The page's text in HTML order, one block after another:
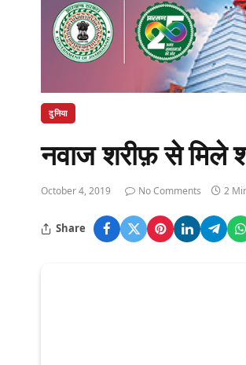
दुनिया
नवाज शरीफ़ से मिले
October 4, 2019 No Comments 2
Share